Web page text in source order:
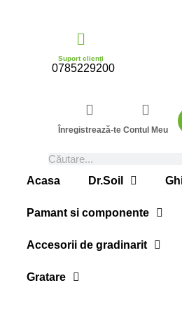
Suport clienți
0785229200
Înregistrează-te Contul Meu
Acasa Dr.Soil
Pamant si componente
Accesorii de gradinarit
Gratare